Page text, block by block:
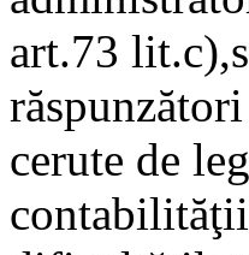
art.73
cerute de